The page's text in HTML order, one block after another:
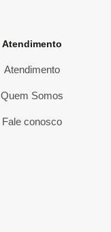
Atendimento
Atendimento
Quem Somos
Fale conosco